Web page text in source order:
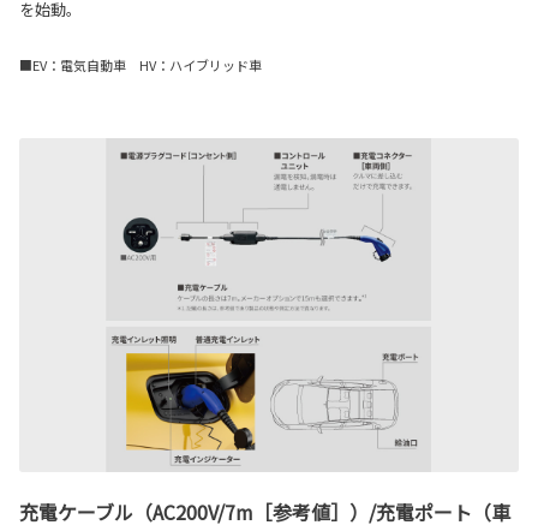
を始動。
■EV：電気自動車 HV：ハイブリッド車
充電ケーブル（AC200V/7m［参考値］）/充電ポート（車